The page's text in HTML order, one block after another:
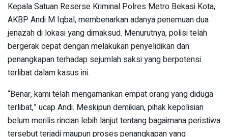
Kepala Satuan Reserse Kriminal Polres Metro Bekasi Kota,
AKBP Andi M Iqbal, membenarkan adanya penemuan dua
jenazah di lokasi yang dimaksud. Menurutnya, polisi telah
bergerak cepat dengan melakukan penyelidikan dan
penangkapan terhadap sejumlah saksi yang berpotensi
terlibat dalam kasus ini.
“Benar, kami telah mengamankan empat orang yang diduga
terlibat,” ucap Andi. Meskipun demikian, pihak kepolisian
belum merilis rincian lebih lanjut tentang bagaimana peristiwa
tersebut terjadi maupun proses penangkapan yang